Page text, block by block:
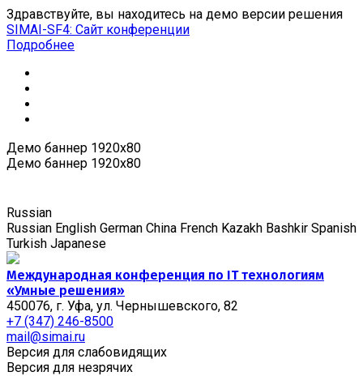
Здравствуйте, вы находитесь на демо версии решения
SIMAI-SF4: Сайт конференции
Подробнее
Демо баннер 1920x80
Демо баннер 1920x80
Russian
Russian English German China French Kazakh Bashkir Spanish
Turkish Japanese
Международная конференция по IT технологиям
«Умные решения»
450076, г. Уфа, ул. Чернышевского, 82
+7 (347) 246-8500
mail@simai.ru
Версия для слабовидящих
Версия для незрячих